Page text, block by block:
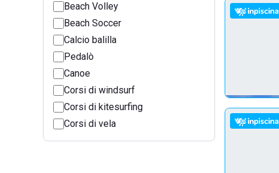
Beach Volley
Beach Soccer
Calcio balilla
Pedalò
Canoe
Corsi di windsurf
Corsi di kitesurfing
Corsi di vela